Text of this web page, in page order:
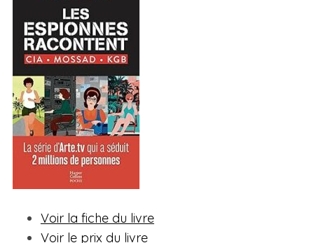
Voir la fiche du livre
Voir le prix du livre